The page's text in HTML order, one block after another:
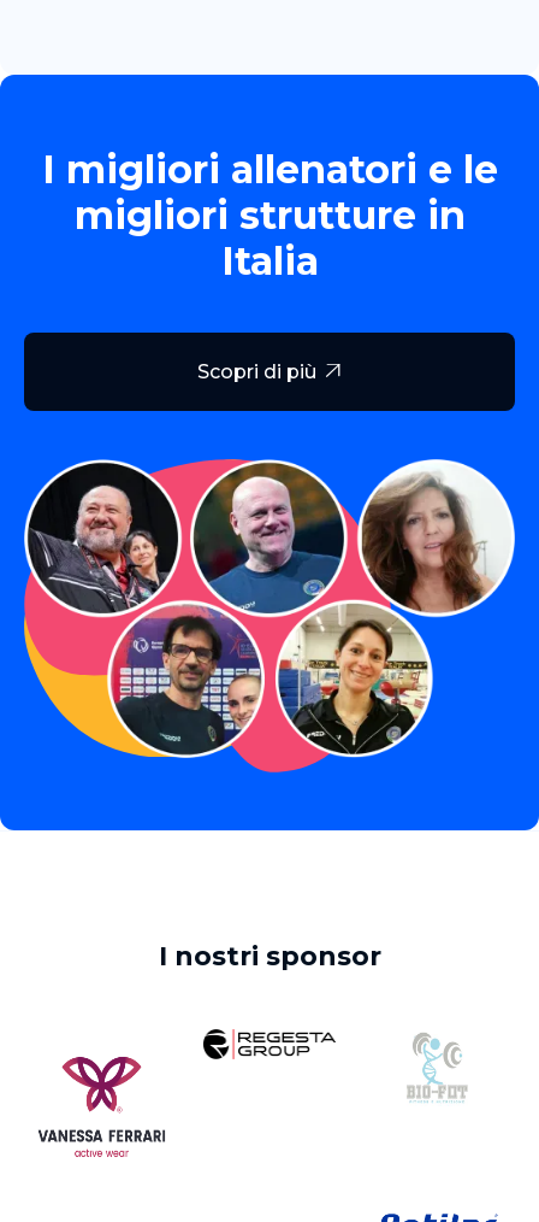
I migliori allenatori e le
migliori strutture in
Italia
Scopri di più 
I nostri sponsor